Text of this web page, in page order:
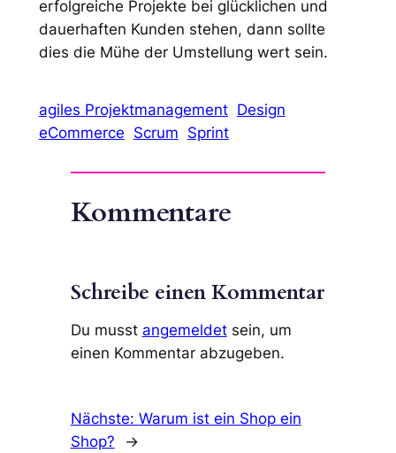
erfolgreiche Projekte bei glücklichen und
dauerhaften Kunden stehen, dann sollte
dies die Mühe der Umstellung wert sein.
agiles Projektmanagement Design
eCommerce Scrum Sprint
Kommentare
Schreibe einen Kommentar
Du musst angemeldetsein, um
einen Kommentar abzugeben.
Nächste: Warum ist ein Shop ein
Shop?
→